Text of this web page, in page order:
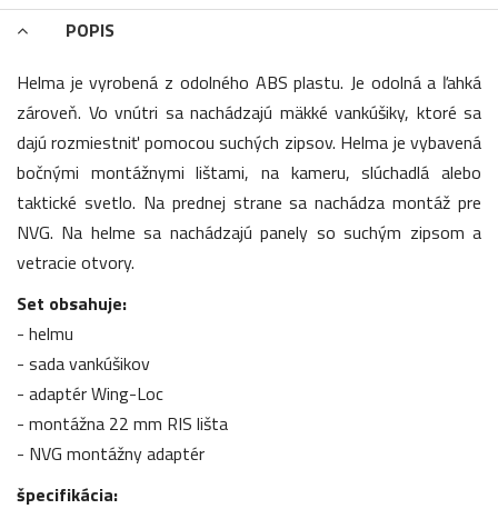
POPIS
Helma je vyrobená z odolného ABS plastu. Je odolná a ľahká
zároveň. Vo vnútri sa nachádzajú mäkké vankúšiky, ktoré sa
dajú rozmiestniť pomocou suchých zipsov. Helma je vybavená
bočnými montážnymi lištami, na kameru, slúchadlá alebo
taktické svetlo. Na prednej strane sa nachádza montáž pre
NVG. Na helme sa nachádzajú panely so suchým zipsom a
vetracie otvory.
Set obsahuje:
- helmu
- sada vankúšikov
- adaptér Wing-Loc
- montážna 22 mm RIS lišta
- NVG montážny adaptér
špecifikácia: